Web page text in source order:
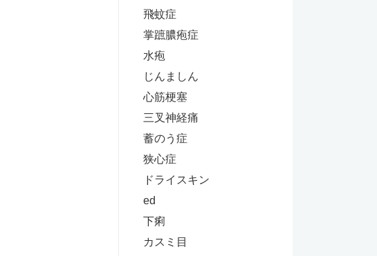
飛蚊症
掌蹠膿疱症
水疱
じんましん
心筋梗塞
三叉神経痛
蓄のう症
狭心症
ドライスキン
ed
下痢
カスミ目